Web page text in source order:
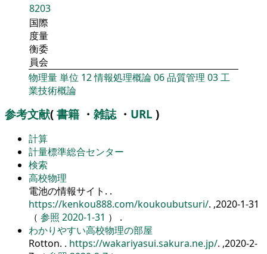
8203
国際
度量
衡委
員会
物理量単位 12情報処理概論06品質管理 03工
業技術概論
参考文献( 書籍 ・ 雑誌・ URL )
計算
計量標準総合センター
検索
高校物理
電池の情報サイト. .
https://kenkou888.com/koukoubutsuri/. ,2020-1-31
（ 参照 2020-1-31 ） .
わかりやすい高校物理の部屋
Rotton. . https://wakariyasui.sakura.ne.jp/. ,2020-2-